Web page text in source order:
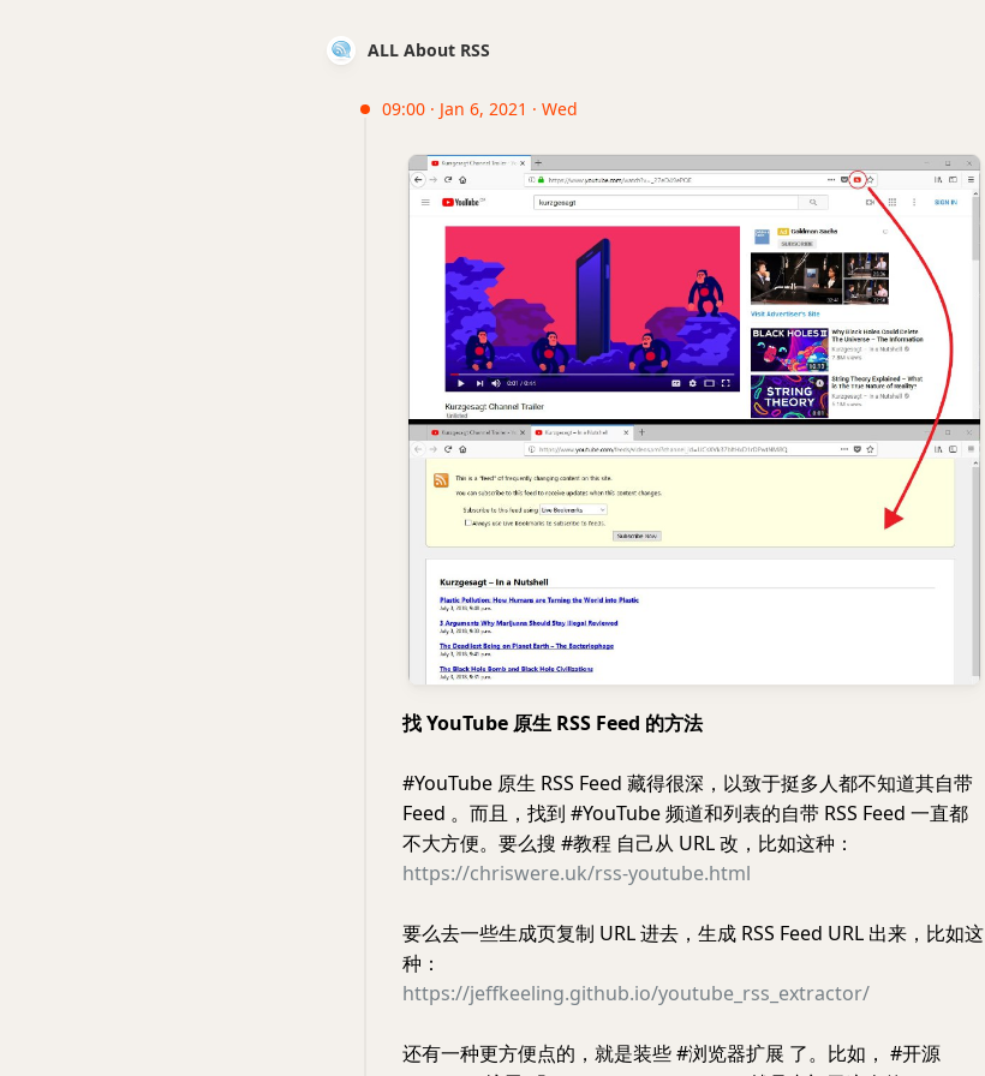
ALL About RSS
09:00 · Jan 6, 2021 · Wed
找 YouTube 原生 RSS Feed 的方法
#YouTube 原生 RSS Feed 藏得很深，以致于挺多人都不知道其自带
Feed 。而且，找到 #YouTube 频道和列表的自带 RSS Feed 一直都
不大方便。要么搜 #教程 自己从 URL 改，比如这种：
https://chriswere.uk/rss-youtube.html
要么去一些生成页复制 URL 进去，生成 RSS Feed URL 出来，比如这
种：
https://jeffkeeling.github.io/youtube_rss_extractor/
还有一种更方便点的，就是装些 #浏览器扩展 了。比如， #开源